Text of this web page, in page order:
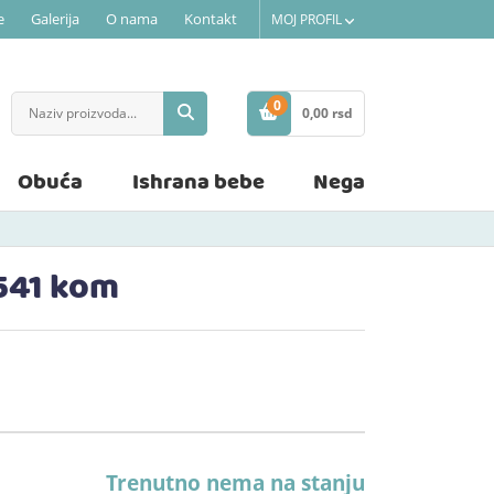
Galerija O nama Kontakt MOJ PROFIL
0
STAVKE
0,00 rsd
Obuća Ishrana bebe Nega
kom
Trenutno nema na stanju